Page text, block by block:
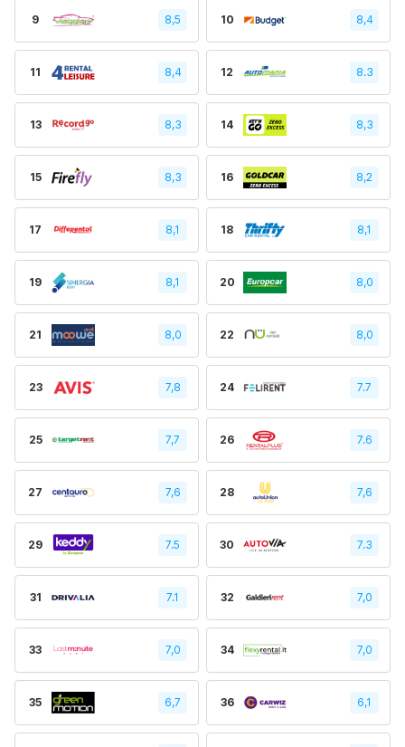
9 8,5 10 8,4
11 8,4 12 8.3
13 8,3 14 8,3
15 8,3 16 8,2
17 8,1 18 8,1
19 8,1 20 8,0
21 8,0 22 8,0
23 7,8 24 7.7
25 7,7 26 7.6
27 7,6 28 7,6
29 7.5 30 7.3
31 7.1 32 7,0
33 7,0 34 7,0
35 6,7 36 6,1